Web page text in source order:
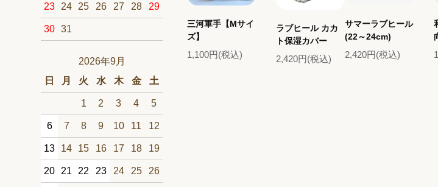
三河軍手【Mサイ
ズ】
1,100円(税込)
ラブヒール カカ
ト保湿カバー
2,420円(税込)
サマーラブヒール
(22～24cm)
2,420円(税込)
23 24 25 26 27 28 29
30 31
2026年9月
日
月 火 水 木 金 土
1 2 3 4 5
6 7 8 9 10 11 12
13 14 15 16 17 18 19
20 21 22 23 24 25 26